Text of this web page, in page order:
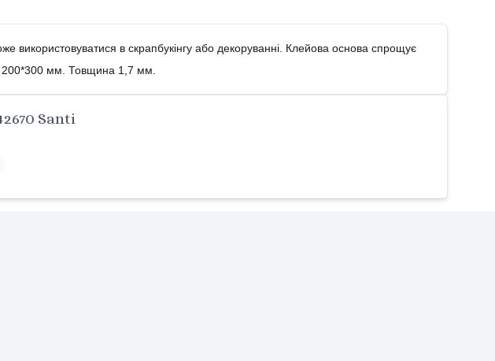
використовуватися в скрапбукінгу або декоруванні. Клейова основа спрощує
200*300 мм. Товщина 1,7 мм.
Santi